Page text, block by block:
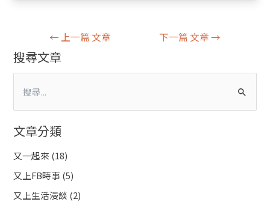
← 上一篇 文章 下一篇 文章→
搜尋文章
尋
關
字
:
文章分類
又一起來 (18)
又上FB時事(5)
又上生活漫談 (2)